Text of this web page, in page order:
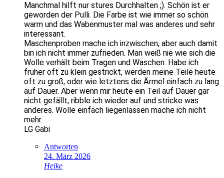
Manchmal hilft nur stures Durchhalten ;). Schön ist er
geworden der Pulli. Die Farbe ist wie immer so schön
warm und das Wabenmuster mal was anderes und sehr
interessant.
Maschenproben mache ich inzwischen, aber auch damit
bin ich nicht immer zufrieden. Man weiß nie wie sich die
Wolle verhält beim Tragen und Waschen. Habe ich
früher oft zu klein gestrickt, werden meine Teile heute
oft zu groß, oder wie letztens die Ärmel einfach zu lang
auf Dauer. Aber wenn mir heute ein Teil auf Dauer gar
nicht gefällt, ribble ich wieder auf und stricke was
anderes. Wolle einfach liegenlassen mache ich nicht
mehr.
LG Gabi
Antworten
24. März 2026
Heike